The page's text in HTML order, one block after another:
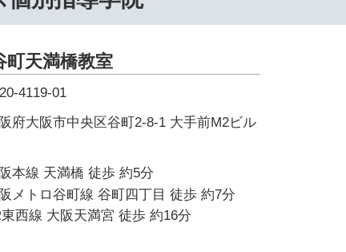
町天満橋教室
4119-01
府大阪市中央区谷町2-8-1 大手前M2ビル
本線 天満橋 徒歩 約5分
メトロ谷町線 谷町四丁目 徒歩 約7分
西線 大阪天満宮 徒歩 約16分